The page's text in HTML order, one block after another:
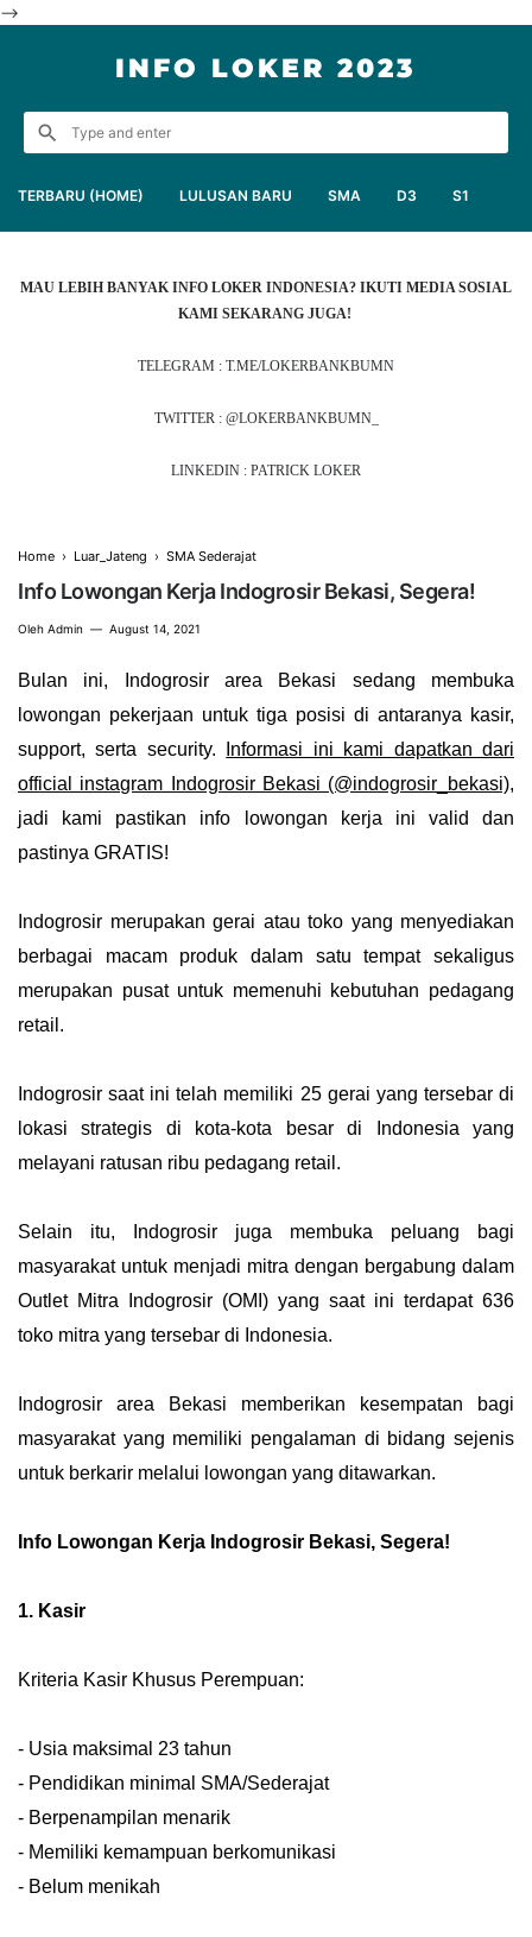
-->
INFO LOKER 2023
TERBARU (HOME) LULUSAN BARU SMA D3 S1
MAU LEBIH BANYAK INFO LOKER INDONESIA? IKUTI MEDIA SOSIAL
KAMI SEKARANG JUGA!
TELEGRAM : T.ME/LOKERBANKBUMN
TWITTER : @LOKERBANKBUMN_
LINKEDIN : PATRICK LOKER
Home › Luar_Jateng › SMA Sederajat
Info Lowongan Kerja Indogrosir Bekasi, Segera!
Oleh Admin August 14, 2021
Bulan ini, Indogrosir area Bekasi sedang membuka
lowongan pekerjaan untuk tiga posisi di antaranya kasir,
support, serta security.
Informasi ini kami dapatkan dari
official instagram Indogrosir Bekasi (@indogrosir_bekasi),
jadi kami pastikan info lowongan kerja ini valid dan
pastinya GRATIS!
Indogrosir merupakan gerai atau toko yang menyediakan
berbagai macam produk dalam satu tempat sekaligus
merupakan pusat untuk memenuhi kebutuhan pedagang
retail.
Indogrosir saat ini telah memiliki 25 gerai yang tersebar di
lokasi strategis di kota-kota besar di Indonesia yang
melayani ratusan ribu pedagang retail.
Selain itu, Indogrosir juga membuka peluang bagi
masyarakat untuk menjadi mitra dengan bergabung dalam
Outlet Mitra Indogrosir (OMI) yang saat ini terdapat 636
toko mitra yang tersebar di Indonesia.
Indogrosir area Bekasi memberikan kesempatan bagi
masyarakat yang memiliki pengalaman di bidang sejenis
untuk berkarir melalui lowongan yang ditawarkan.
Info Lowongan Kerja Indogrosir Bekasi, Segera!
1. Kasir
Kriteria Kasir Khusus Perempuan:
- Usia maksimal 23 tahun
- Pendidikan minimal SMA/Sederajat
- Berpenampilan menarik
- Memiliki kemampuan berkomunikasi
- Belum menikah